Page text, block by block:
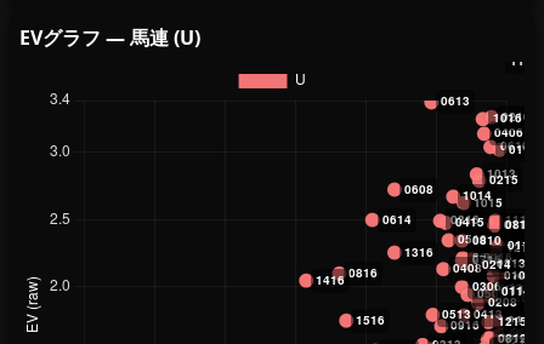
EVグラフ — 馬連 (U)